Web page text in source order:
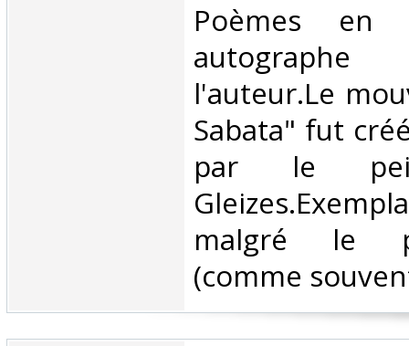
‎Poèmes en
l'auteur.Le
Sabata" fut
par le
malgré le
(comme